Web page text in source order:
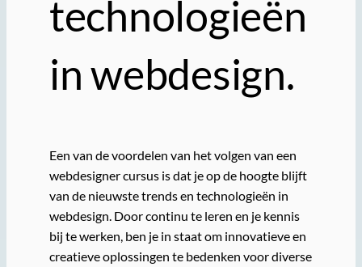
technologieën
in webdesign.
Een van de voordelen van het volgen van een
webdesigner cursus is dat je op de hoogte blijft
van de nieuwste trends en technologieën in
webdesign. Door continu te leren en je kennis
bij te werken, ben je in staat om innovatieve en
creatieve oplossingen te bedenken voor diverse